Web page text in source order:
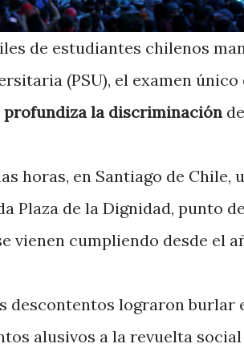
de estudiantes chilenos
(PSU), el examen
profundiza la discriminación
horas, en Santiago de
Plaza de la Dignidad, punto
vienen cumpliendo desde el
descontentos lograron burlar
alusivos a la revuelta